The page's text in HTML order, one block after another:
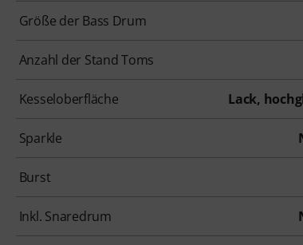
Größe der Bass Drum
Anzahl der Stand Toms
Kesseloberfläche Lack,
Sparkle
Burst
Inkl. Snaredrum